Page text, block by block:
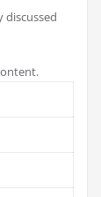
discussed